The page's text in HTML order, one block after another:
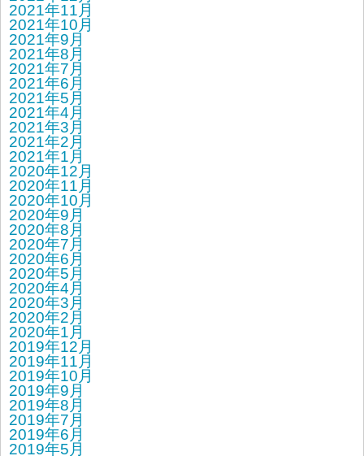
2021年11月
2021年10月
2021年9月
2021年8月
2021年7月
2021年6月
2021年5月
2021年4月
2021年3月
2021年2月
2021年1月
2020年12月
2020年11月
2020年10月
2020年9月
2020年8月
2020年7月
2020年6月
2020年5月
2020年4月
2020年3月
2020年2月
2020年1月
2019年12月
2019年11月
2019年10月
2019年9月
2019年8月
2019年7月
2019年6月
2019年5月